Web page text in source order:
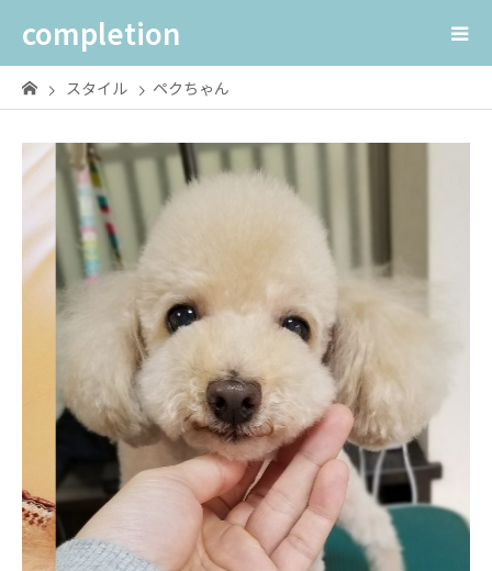
completion
スタイル ペクちゃん